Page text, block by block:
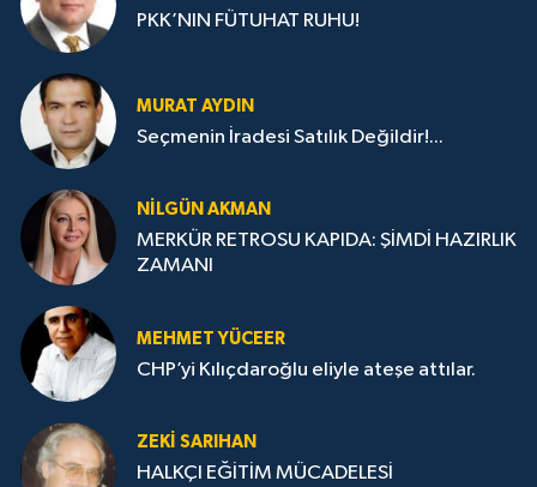
PKK’NIN FÜTUHAT RUHU!
MURAT AYDIN
Seçmenin İradesi Satılık Değildir!...
NILGÜN AKMAN
MERKÜR RETROSU KAPIDA: ŞİMDİ HAZIRLIK
ZAMANI
MEHMET YÜCEER
CHP’yi Kılıçdaroğlu eliyle ateşe attılar.
ZEKI SARIHAN
HALKÇI EĞİTİM MÜCADELESİ